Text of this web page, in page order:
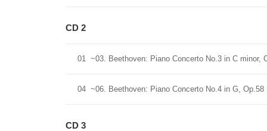
CD 2
01 ~03. Beethoven: Piano Concerto No.3 in C minor,
04 ~06. Beethoven: Piano Concerto No.4 in G, Op.58
CD 3